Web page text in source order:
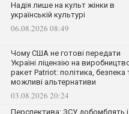
Надія лише на культ жінки в
українській культурі
06.08.2026 08:49
Чому США не готові передати
Україні ліцензію на
ракет Patriot: політика, безпека
можливі альтернативи
03.08.2026 20:24
Перспектива: ЗСУ добомблять і